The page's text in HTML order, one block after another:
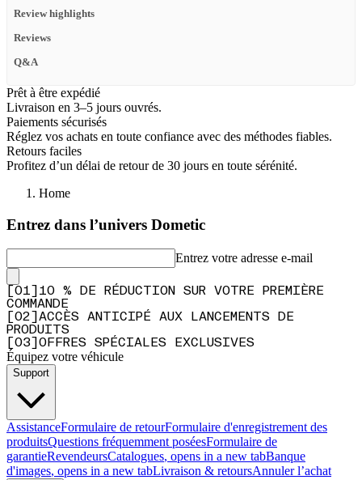
Review highlights
Reviews
Q&A
Prêt à être expédié
Livraison en 3–5 jours ouvrés.
Paiements sécurisés
Réglez vos achats en toute confiance avec des méthodes fiables.
Retours faciles
Profitez d’un délai de retour de 30 jours en toute sérénité.
Home
Entrez dans l’univers Dometic
Entrez votre adresse e-mail
01
10 % DE RÉDUCTION SUR VOTRE PREMIÈRE
COMMANDE
02
ACCÈS ANTICIPÉ AUX LANCEMENTS DE
PRODUITS
03 OFFRES SPÉCIALES EXCLUSIVES
Équipez votre véhicule
Support
AssistanceFormulaire de retourFormulaire d'enregistrement des
produitsQuestions fréquemment poséesFormulaire de
garantieRevendeursCatalogues, opens in a new tabBanque
d'images, opens in a new tabLivraison & retoursAnnuler l’achat